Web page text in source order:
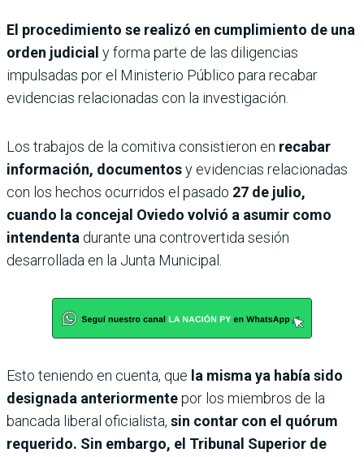
El procedimiento se realizó en cumplimiento de una
orden judicial y forma parte de las diligencias
impulsadas por el Ministerio Público para recabar
evidencias relacionadas con la investigación.
Los trabajos de la comitiva consistieron en recabar
información, documentosy evidencias relacionadas
con los hechos ocurridos el pasado 27 de julio,
cuando la concejal Oviedo volvió a asumir como
intendenta durante una controvertida sesión
desarrollada en la Junta Municipal.
Esto teniendo en cuenta, que la misma ya había sido
designada anteriormentepor los miembros de la
bancada liberal oficialista, sin contar con el quórum
requerido. Sin embargo, el Tribunal Superior de